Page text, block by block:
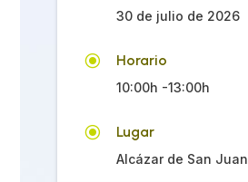
30 de julio de 2026
\ Horario
10:00h -13:00h
\ Lugar
Alcázar de San Juan